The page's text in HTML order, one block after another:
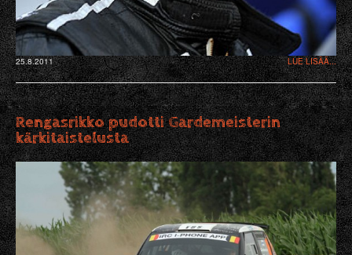
25.8.2011 LUE LISÄÄ...
Rengasrikko pudotti Gardemeisterin
kärkitaistelusta